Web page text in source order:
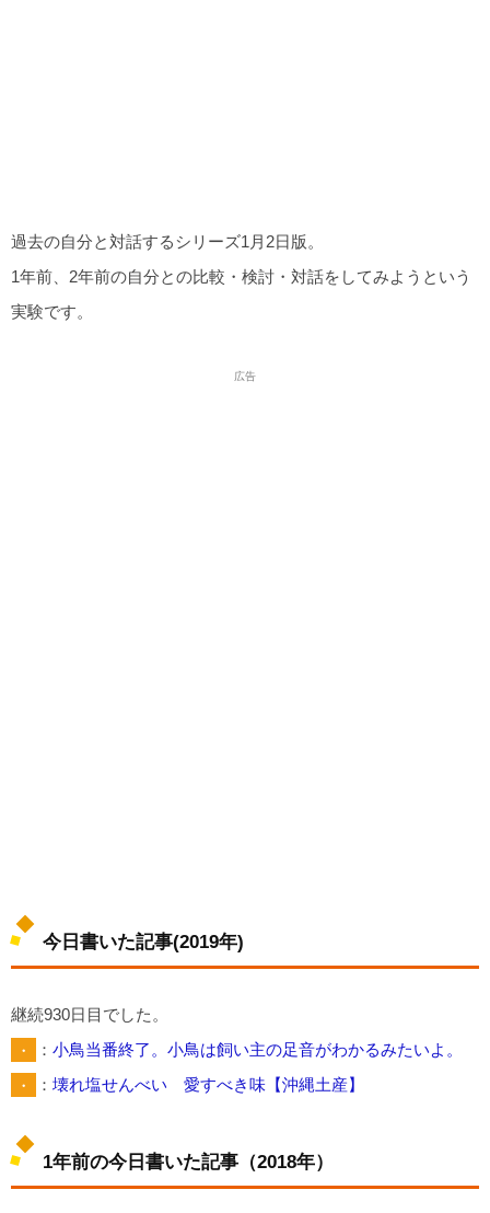
過去の自分と対話するシリーズ1月2日版。
1年前、2年前の自分との比較・検討・対話をしてみようという
実験です。
広告
今日書いた記事(2019年)
継続930日目でした。
・
： 小鳥当番終了。小鳥は飼い主の足音がわかるみたいよ。
・
： 壊れ塩せんべい 愛すべき味【沖縄土産】
1年前の今日書いた記事（2018年）